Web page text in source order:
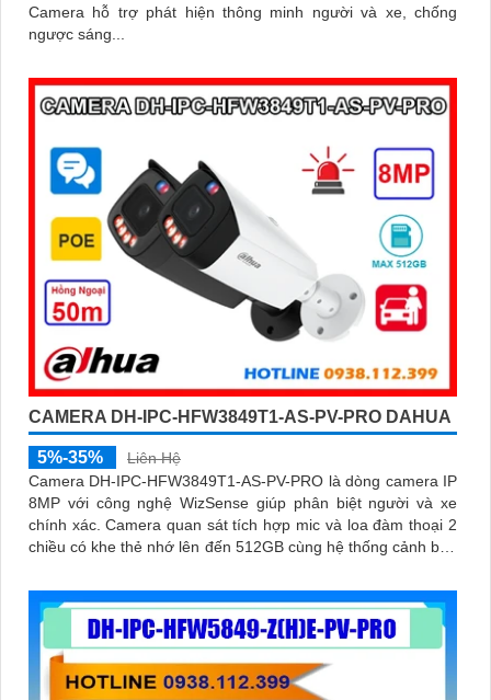
Camera hỗ trợ phát hiện thông minh người và xe, chống
ngược sáng...
CAMERA DH-IPC-HFW3849T1-AS-PV-PRO DAHUA
5%-35%
Liên Hệ
Camera DH-IPC-HFW3849T1-AS-PV-PRO là dòng camera IP
8MP với công nghệ WizSense giúp phân biệt người và xe
chính xác. Camera quan sát tích hợp mic và loa đàm thoại 2
chiều có khe thẻ nhớ lên đến 512GB cùng hệ thống cảnh báo